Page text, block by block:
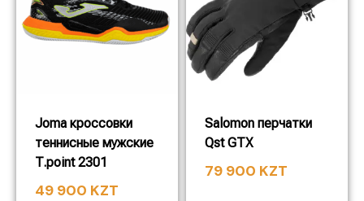
Joma кроссовки
теннисные мужские
T.point 2301
49 900 KZT
Salomon перчатки
Qst GTX
79 900 KZT